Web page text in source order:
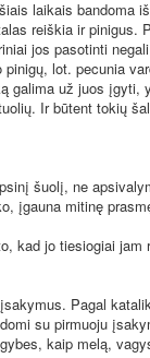
laikais
reiškia ir
jos pasotinti
lot. pecunia
galima už juos
Ir būtent tokių
šuolį, ne
įgauna mitinę
jo tiesiogiai jam
Pagal
su pirmuoju
kaip melą,